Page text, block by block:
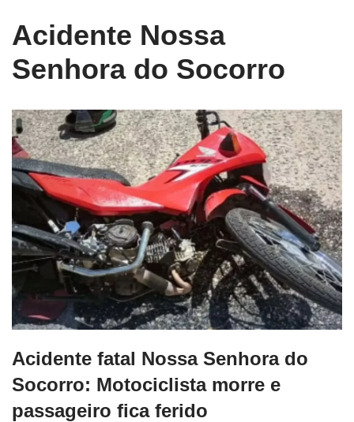
Acidente Nossa
Senhora do Socorro
Acidente fatal Nossa Senhora do
Socorro: Motociclista morre e
passageiro fica ferido